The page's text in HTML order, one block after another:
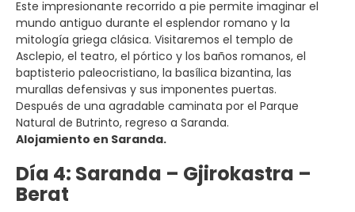
Este impresionante recorrido a pie permite imaginar el
mundo antiguo durante el esplendor romano y la
mitología griega clásica. Visitaremos el templo de
Asclepio, el teatro, el pórtico y los baños romanos, el
baptisterio paleocristiano, la basílica bizantina, las
murallas defensivas y sus imponentes puertas.
Después de una agradable caminata por el Parque
Natural de Butrinto, regreso a Saranda.
Alojamiento en Saranda.
Día 4: Saranda – Gjirokastra –
Berat